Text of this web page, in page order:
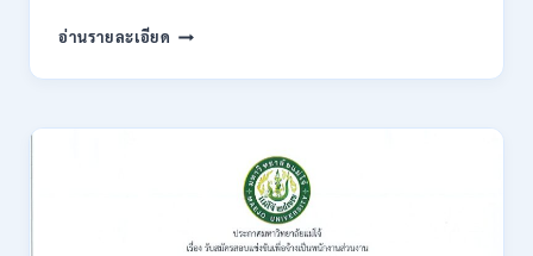
ONLINE
สิงหาคม
อ่านรายละเอียด กรม
เปิด
สมัคร
ข้าราชการ